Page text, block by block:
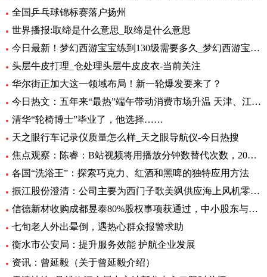
全国乒乓球锦标赛落户扬州
世界播报:取缔是什么意思_取缔是什么意思
今日最新！梦幻西游宝宝练到130级需要多久_梦幻西游宝宝练级地点
头层牛皮打理_仓处理头层牛皮皮衣-当前关注
华尔街正加大这一领域布局！新一轮爆发要来了？
今日热文：五年来“最热”端午带动消费市场升温 天津、江苏、重庆等5省销售额超过2019年
清华“轮椅博士”毕业了，他选择……
天之眼行车记录仪质量怎么样_天之眼导航仪-今日热搜
焦点观察：陈睿：B站视频将用播放分钟数替代次数，2022 年 UP 主总收入同比增加 28%
各国“洗浴王”：探索巧克力、红酒和黑啤的独特应用方法
振江股份澄清：公司主要为西门子歌美飒供应海上风机零部件-环球精选
信德新材收购成都昱泰80%股权事项获通过，中小股东与大股东存分歧
七旬老人外出晕倒，遇热心群众报警求助
衡水市公安局：提升服务效能 护航企业发展
资讯：曾延毅（关于曾延毅介绍）